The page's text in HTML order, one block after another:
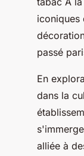
iconiques
passé
En
dans la
alliée à